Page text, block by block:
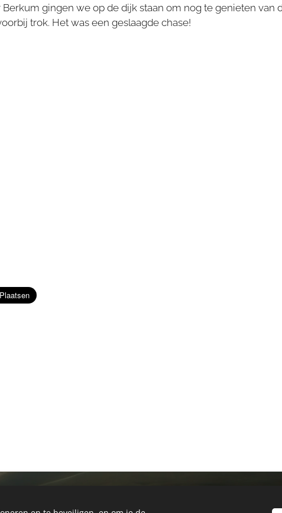
Berkum gingen we op de dijk staan om nog te genieten van
trok. Het was een geslaagde chase!